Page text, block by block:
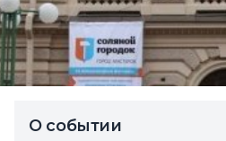
О событии